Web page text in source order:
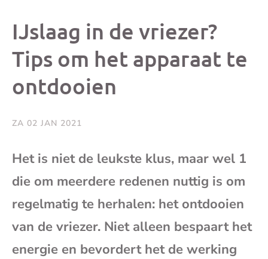
bericht bericht
IJslaag in de vriezer?
Tips om het apparaat te
ontdooien
ZA 02 JAN 2021
Het is niet de leukste klus, maar wel 1
die om meerdere redenen nuttig is om
regelmatig te herhalen: het ontdooien
van de vriezer. Niet alleen bespaart het
energie en bevordert het de werking